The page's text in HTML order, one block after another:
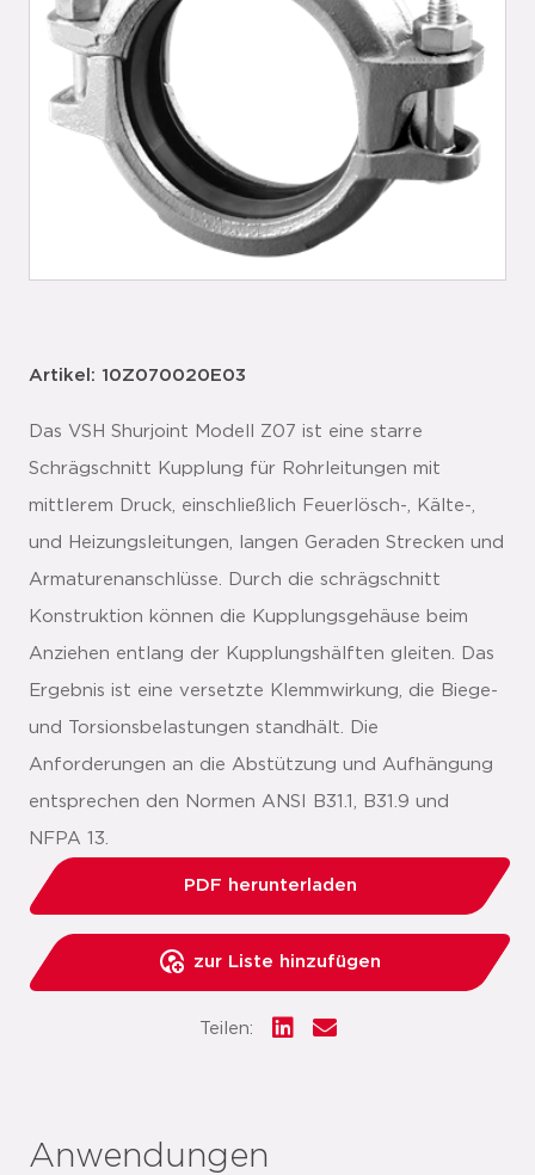
Artikel: 10Z070020E03
Das VSH Shurjoint Modell Z07 ist eine starre
Schrägschnitt Kupplung für Rohrleitungen mit
mittlerem Druck, einschließlich Feuerlösch-, Kälte-,
und Heizungsleitungen, langen Geraden Strecken und
Armaturenanschlüsse. Durch die schrägschnitt
Konstruktion können die Kupplungsgehäuse beim
Anziehen entlang der Kupplungshälften gleiten. Das
Ergebnis ist eine versetzte Klemmwirkung, die Biege-
und Torsionsbelastungen standhält. Die
Anforderungen an die Abstützung und Aufhängung
entsprechen den Normen ANSI B31.1, B31.9 und
NFPA 13.
PDF herunterladen
zur Liste hinzufügen
Teilen:
Anwendungen